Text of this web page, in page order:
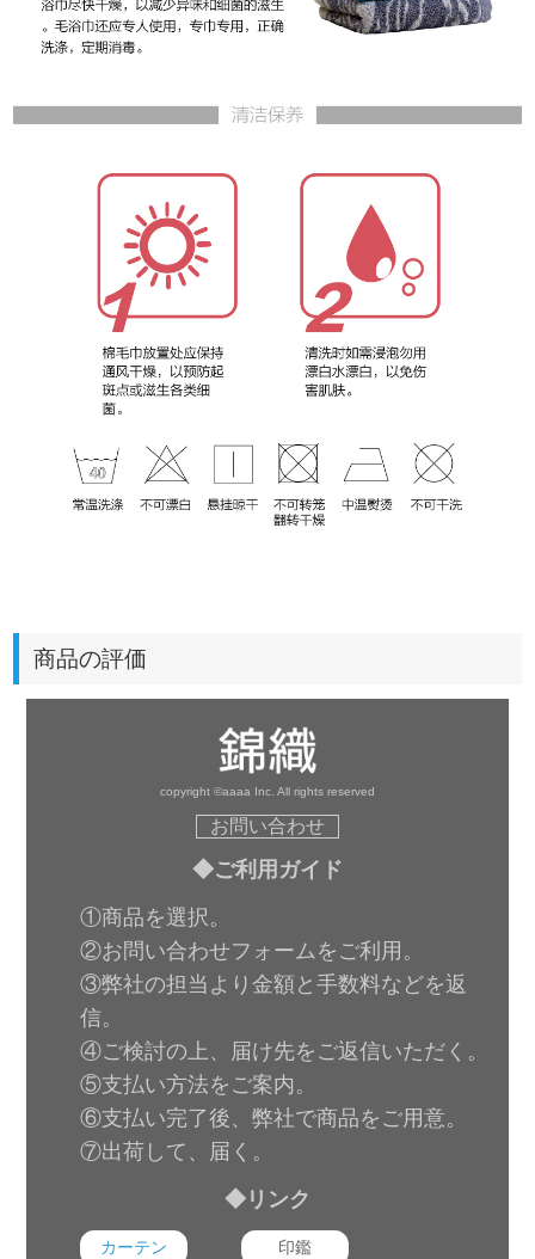
商品の評価
copyright ©aaaa Inc. All rights reserved
お問い合わせ
◆ご利用ガイド
①商品を選択。
②お問い合わせフォームをご利用。
③弊社の担当より金額と手数料などを返
信。
④ご検討の上、届け先をご返信いただく。
⑤支払い方法をご案内。
⑥支払い完了後、弊社で商品をご用意。
⑦出荷して、届く。
◆リンク
カーテン 印鑑